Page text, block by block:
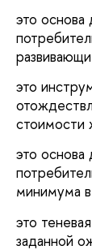
это основа
это
стоимости
это основа
минимума
это
заданной